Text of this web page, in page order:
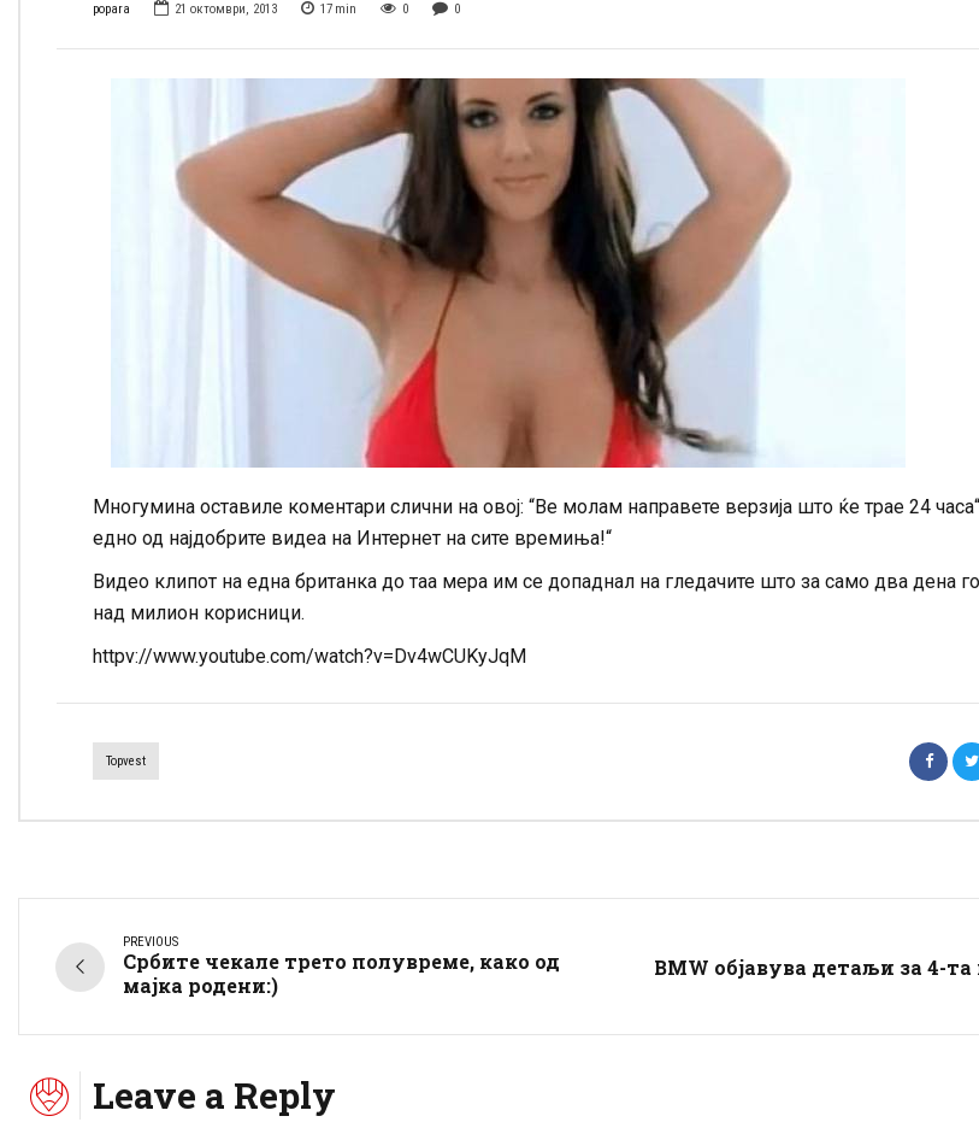
popara 21 октомври, 2013 17 min 0 0
Многумина оставиле коментари слични на овој: “Ве молам направете верзија што ќе трае 24
едно од најдобрите видеа на Интернет на сите времиња!“
Видео клипот на една британка до таа мера им се допаднал на гледачите што за само два дена
над милион корисници.
httpv://www.youtube.com/watch?v=Dv4wCUKyJqM
Topvest
PREVIOUS
Србите чекале трето полувреме, како од
мајка родени:)
BMW објавува детаљи за 4-
Leave a Reply